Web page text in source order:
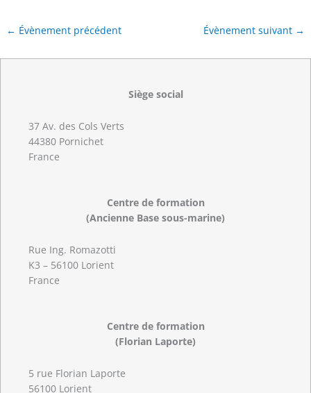
← Évènement précédent Évènement suivant →
Siège social
37 Av. des Cols Verts
44380 Pornichet
France
Centre de formation
(Ancienne Base sous-marine)
Rue Ing. Romazotti
K3 – 56100 Lorient
France
Centre de formation
(Florian Laporte)
5 rue Florian Laporte
56100 Lorient